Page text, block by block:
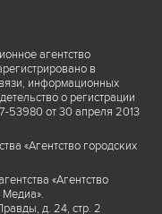
агентство
в
информационных
о регистрации
от 30 апреля 2013
«Агентство городских
«Агентство
Медиа».
д. 24, стр. 2